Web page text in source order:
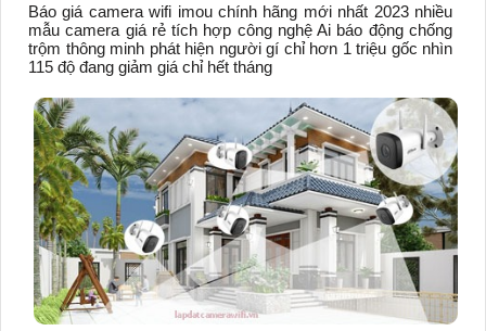
Báo giá camera wifi imou chính hãng mới nhất 2023 nhiều
mẫu camera giá rẻ tích hợp công nghệ Ai báo động chống
trộm thông minh phát hiện người gí chỉ hơn 1 triệu gốc nhìn
115 độ đang giảm giá chỉ hết tháng